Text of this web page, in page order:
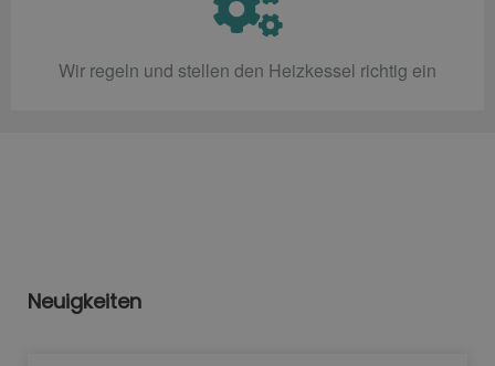
Wir regeln und stellen den Heizkessel richtig ein
Neuigkeiten